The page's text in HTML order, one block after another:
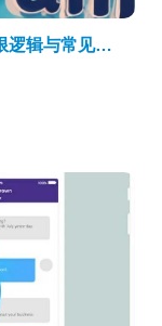
Telegram 资料仅好友可见设定、权限逻辑与常见误区说明